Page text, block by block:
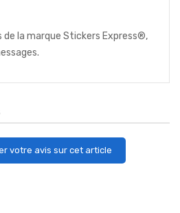
la marque Stickers Express®,
votre avis sur cet article